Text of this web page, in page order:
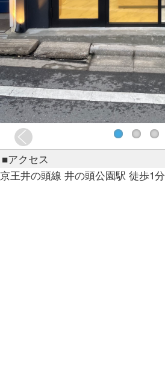
■アクセス
京王井の頭線 井の頭公園駅 徒歩1分